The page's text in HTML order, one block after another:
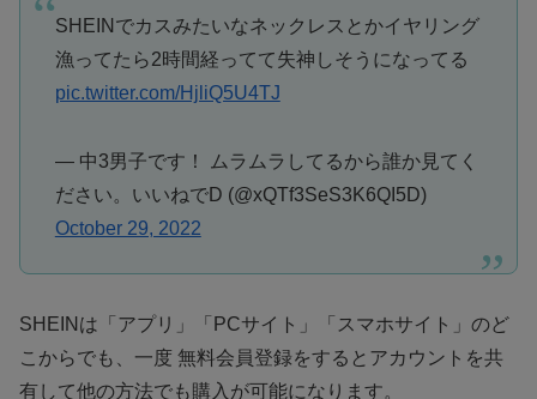
SHEINでカスみたいなネックレスとかイヤリング
漁ってたら2時間経ってて失神しそうになってる
pic.twitter.com/HjliQ5U4TJ
— 中3男子です！ ムラムラしてるから誰か見てく
ださい。いいねでD (@xQTf3SeS3K6QI5D)
October 29, 2022
SHEINは「アプリ」「PCサイト」「スマホサイト」のど
こからでも、一度 無料会員登録をするとアカウントを共
有して他の方法でも購入が可能になります。